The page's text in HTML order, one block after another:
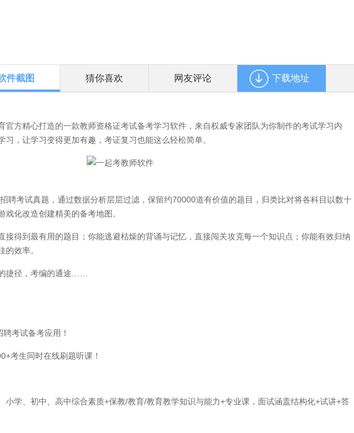
件截图 猜你喜欢 网友评论 下载地址
官方精心打造的一款教师资格证考试备考学习软件，来自权威专家团队为你制作的考试学习内
，让学习变得更加有趣，考证复习也能这么轻松简单。
聘考试真题，通过数据分析层层过滤，保留约70000道有价值的题目，归类比对将各科目以数十
化改造创建精美的备考地图。
接得到最有用的题目；你能逃避枯燥的背诵与记忆，直接闯关攻克每一个知识点；你能有效归纳
的效率。
捷径，考编的通途……
聘考试备考应用！
考生同时在线刷题听课！
小学、初中、高中综合素质+保教/教育/教育教学知识与能力+专业课，面试涵盖结构化+试讲+答